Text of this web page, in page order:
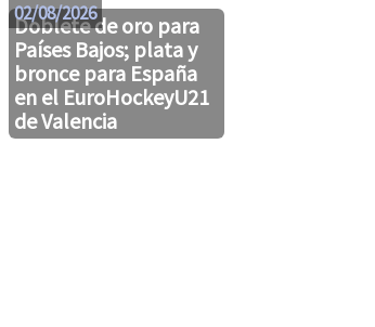
Doblete de oro para
Países Bajos; plata y
bronce para España
en el EuroHockeyU21
de Valencia
02/08/2026